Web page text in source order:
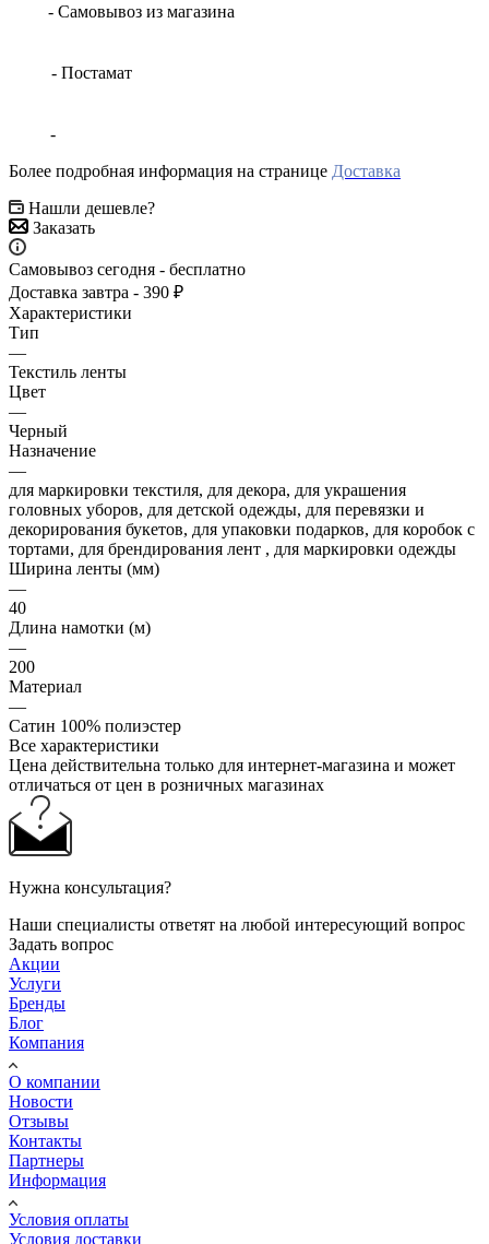
- Самовывоз из магазина
- Постамат
-
Более подробная информация на странице Доставка
Нашли дешевле?
Заказать
Самовывоз сегодня - бесплатно
Доставка завтра - 390 ₽
Характеристики
Тип
—
Текстиль ленты
Цвет
—
Черный
Назначение
—
для маркировки текстиля, для декора, для украшения
головных уборов, для детской одежды, для перевязки и
декорирования букетов, для упаковки подарков, для коробок с
тортами, для брендирования лент , для маркировки одежды
Ширина ленты (мм)
—
40
Длина намотки (м)
—
200
Материал
—
Сатин 100% полиэстер
Все характеристики
Цена действительна только для интернет-магазина и может
отличаться от цен в розничных магазинах
Нужна консультация?
Наши специалисты ответят на любой интересующий вопрос
Задать вопрос
Акции
Услуги
Бренды
Блог
Компания
О компании
Новости
Отзывы
Контакты
Партнеры
Информация
Условия оплаты
Условия доставки